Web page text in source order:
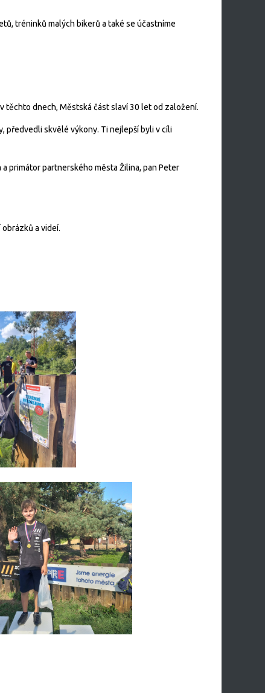
tréninků malých bikerů a také se účastníme
těchto dnech, Městská část slaví 30 let od založení.
předvedli skvělé výkony. Ti nejlepší byli v cíli
primátor partnerského města Žilina, pan Peter
a videí.